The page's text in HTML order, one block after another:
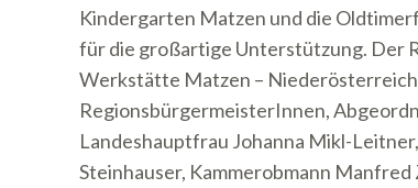
Kindergarten Matzen und die
für die großartige Unterstützung. Der
Werkstätte Matzen –
RegionsbürgermeisterInnen,
Landeshauptfrau Johanna Mikl-
Steinhauser, Kammerobmann